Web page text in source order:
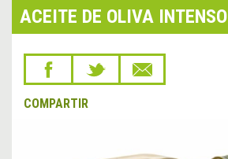
ACEITE DE OLIVA INTENSO
COMPARTIR